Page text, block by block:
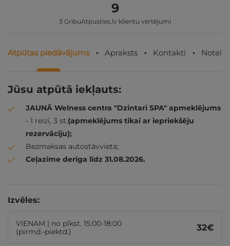
9
3 GribuAtpusties.lv klientu vērtējumi
Atpūtas piedāvājums Apraksts Kontakti
Jūsu atpūtā iekļauts:
JAUNĀ Welness centra "Dzintari SPA" apmeklējums
- 1 reizi, 3 st.(apmeklējums tikai ar iepriekšēju
rezervāciju);
Bezmaksas autostāvvieta;
Ceļazīme derīga līdz 31.08.2026.
Izvēles:
VIENAM | no plkst. 15:00-18:00
(pirmd.-piektd.)
32€